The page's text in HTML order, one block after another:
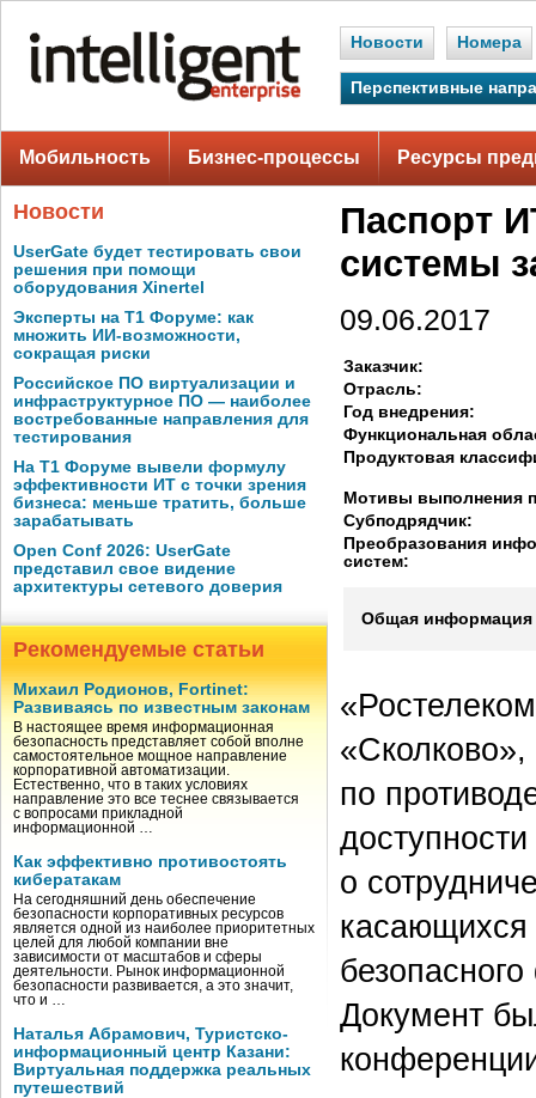
Новости Номера
Перспективные
Мобильность Бизнес-процессы Ресурсы
Новости
UserGate будет тестировать свои
решения при помощи
оборудования Xinertel
Эксперты на Т1 Форуме: как
множить ИИ-возможности,
сокращая риски
Российское ПО виртуализации и
инфраструктурное ПО — наиболее
востребованные направления для
тестирования
На Т1 Форуме вывели формулу
эффективности ИТ с точки зрения
бизнеса: меньше тратить, больше
зарабатывать
Open Conf 2026: UserGate
представил свое видение
архитектуры сетевого доверия
Рекомендуемые статьи
Михаил Родионов, Fortinet:
Развиваясь по известным законам
В настоящее время информационная
безопасность представляет собой вполне
самостоятельное мощное направление
корпоративной автоматизации.
Естественно, что в таких условиях
направление это все теснее связывается
с вопросами прикладной
информационной …
Как эффективно противостоять
кибератакам
На сегодняшний день обеспечение
безопасности корпоративных ресурсов
является одной из наиболее приоритетных
целей для любой компании вне
зависимости от масштабов и сферы
деятельности. Рынок информационной
безопасности развивается, а это значит,
что и …
Наталья Абрамович, Туристско-
информационный центр Казани:
Виртуальная поддержка реальных
путешествий
Паспорт
системы
09.06.2017
Заказчик:
Отрасль:
Год внедрения:
Функциональная
Продуктовая
Мотивы выполнения
Субподрядчик:
Преобразования
систем:
Общая информация
по
о
касающихся
Документ